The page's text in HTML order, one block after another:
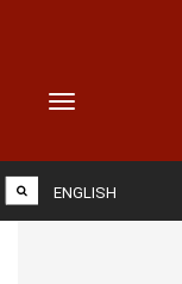
Toggle
ENGLISH